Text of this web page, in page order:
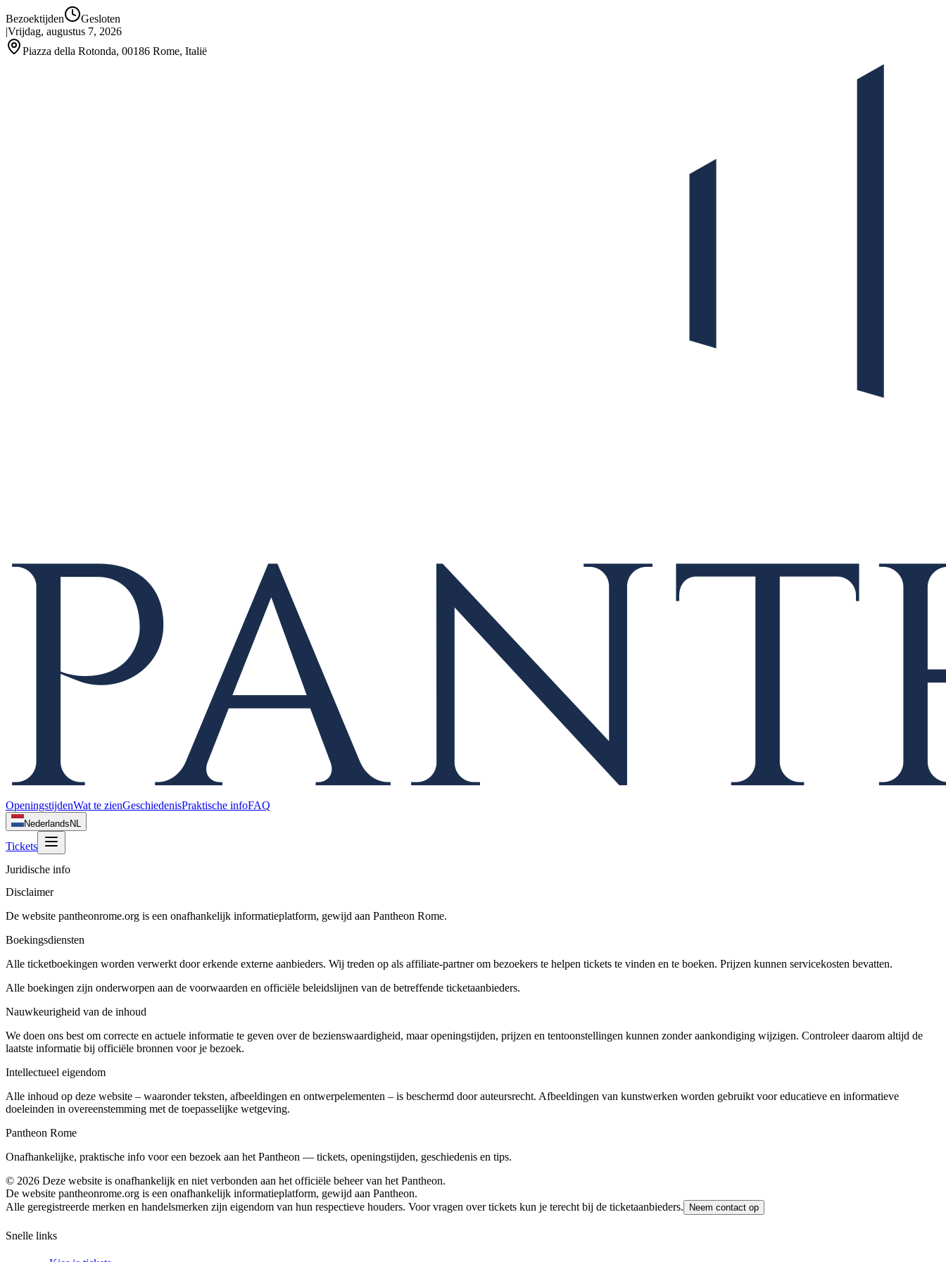
Bezoektijden
Gesloten
|Vrijdag, augustus 7, 2026
Piazza della Rotonda, 00186 Rome, Italië
OpeningstijdenWat te zienGeschiedenisPraktische infoFAQ
Nederlands NL
Tickets
Juridische info
Disclaimer
De website pantheonrome.org is een onafhankelijk informatieplatform, gewijd aan Pantheon Rome.
Boekingsdiensten
Alle ticketboekingen worden verwerkt door erkende externe aanbieders. Wij treden op als affiliate-partner om bezoekers te helpen tickets te vinden en te boeken. Prijzen kunnen servicekosten bevatten.
Alle boekingen zijn onderworpen aan de voorwaarden en officiële beleidslijnen van de betreffende ticketaanbieders.
Nauwkeurigheid van de inhoud
We doen ons best om correcte en actuele informatie te geven over de bezienswaardigheid, maar openingstijden, prijzen en tentoonstellingen kunnen zonder aankondiging wijzigen. Controleer daarom altijd de
laatste informatie bij officiële bronnen voor je bezoek.
Intellectueel eigendom
Alle inhoud op deze website – waaronder teksten, afbeeldingen en ontwerpelementen – is beschermd door auteursrecht. Afbeeldingen van kunstwerken worden gebruikt voor educatieve en informatieve
doeleinden in overeenstemming met de toepasselijke wetgeving.
Pantheon Rome
Onafhankelijke, praktische info voor een bezoek aan het Pantheon — tickets, openingstijden, geschiedenis en tips.
© 2026 Deze website is onafhankelijk en niet verbonden aan het officiële beheer van het Pantheon.
De website pantheonrome.org is een onafhankelijk informatieplatform, gewijd aan Pantheon.
Alle geregistreerde merken en handelsmerken zijn eigendom van hun respectieve houders. Voor vragen over tickets kun je terecht bij de ticketaanbieders.
Neem contact op
Snelle links